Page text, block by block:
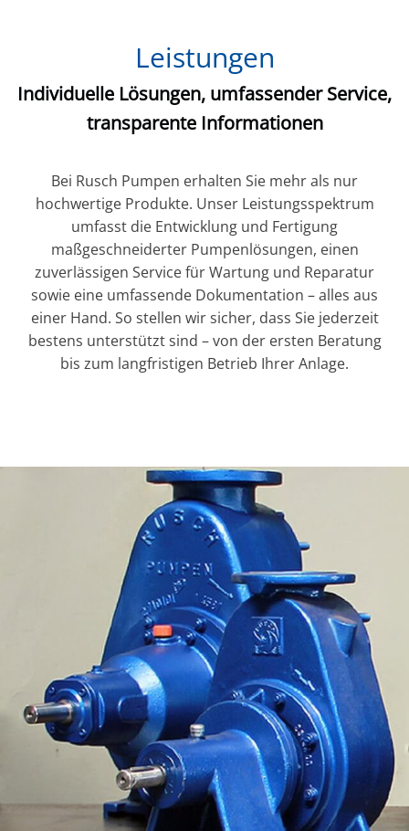
Leistungen
Individuelle Lösungen, umfassender Service,
transparente Informationen
Bei Rusch Pumpen erhalten Sie mehr als nur
hochwertige Produkte. Unser Leistungsspektrum
umfasst die Entwicklung und Fertigung
maßgeschneiderter Pumpenlösungen, einen
zuverlässigen Service für Wartung und Reparatur
sowie eine umfassende Dokumentation – alles aus
einer Hand. So stellen wir sicher, dass Sie jederzeit
bestens unterstützt sind – von der ersten Beratung
bis zum langfristigen Betrieb Ihrer Anlage.